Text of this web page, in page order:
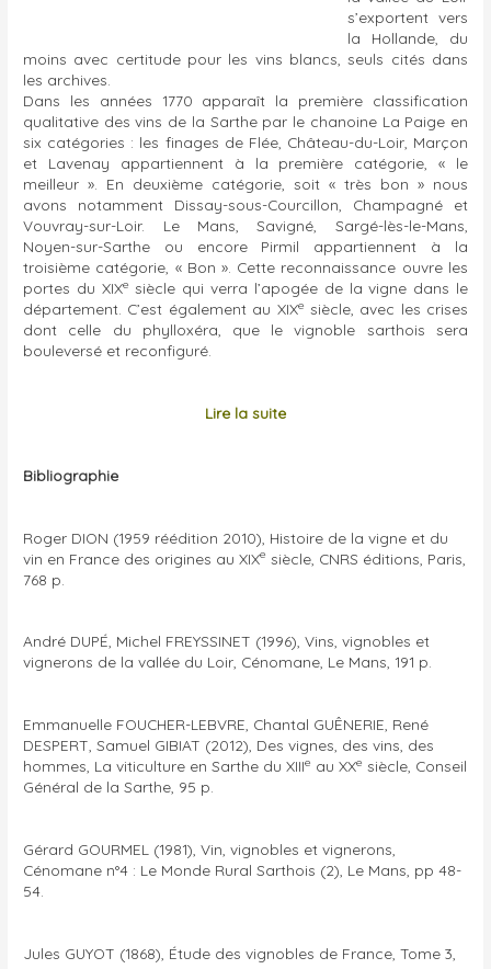
s’exportent vers
la Hollande, du
moins avec certitude pour les vins blancs, seuls cités dans
les archives.
Dans les années 1770 apparaît la première classification
qualitative des vins de la Sarthe par le chanoine La Paige en
six catégories : les finages de Flée, Château-du-Loir, Marçon
et Lavenay appartiennent à la première catégorie, « le
meilleur ». En deuxième catégorie, soit « très bon » nous
avons notamment Dissay-sous-Courcillon, Champagné et
Vouvray-sur-Loir. Le Mans, Savigné, Sargé-lès-le-Mans,
Noyen-sur-Sarthe ou encore Pirmil appartiennent à la
troisième catégorie, « Bon ». Cette reconnaissance ouvre les
portes du XIXe siècle qui verra l’apogée de la vigne dans le
département. C’est également au XIXe siècle, avec les crises
dont celle du phylloxéra, que le vignoble sarthois sera
bouleversé et reconfiguré.
Lire la suite
Bibliographie
Roger DION (1959 réédition 2010), Histoire de la vigne et du
vin en France des origines au XIXe siècle, CNRS éditions, Paris,
768 p.
André DUPÉ, Michel FREYSSINET (1996), Vins, vignobles et
vignerons de la vallée du Loir, Cénomane, Le Mans, 191 p.
Emmanuelle FOUCHER-LEBVRE, Chantal GUÊNERIE, René
DESPERT, Samuel GIBIAT (2012), Des vignes, des vins, des
hommes, La viticulture en Sarthe du XIIIe au XXe siècle, Conseil
Général de la Sarthe, 95 p.
Gérard GOURMEL (1981), Vin, vignobles et vignerons,
Cénomane n°4 : Le Monde Rural Sarthois (2), Le Mans, pp 48-
54.
Jules GUYOT (1868), Étude des vignobles de France, Tome 3,